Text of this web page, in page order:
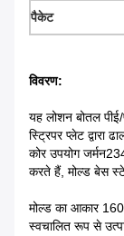
पैकेट
विवरण:
यह लोशन बोतल पीई/
स्ट्रिपर प्लेट द्वारा
कोर उपयोग
करते हैं, मोल्ड बेस
मोल्ड का आकार
स्वचालित रूप से